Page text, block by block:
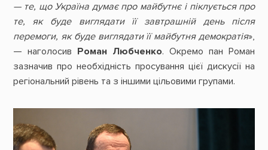
— те, що Україна думає про майбутнє і піклується про
те, як буде виглядати її завтрашній день після
перемоги, як буде виглядати її майбутня демократія»,
— наголосив Роман Любченко. Окремо пан Роман
зазначив про необхідність просування цієї дискусії на
регіональний рівень та з іншими цільовими групами.